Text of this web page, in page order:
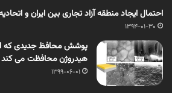
احتمال ایجاد منطقه آزاد تجاری بین ایران و
1394-01-30
پوشش محافظ جدیدی که از
هیدروژن محافظت می کند
1399-06-01